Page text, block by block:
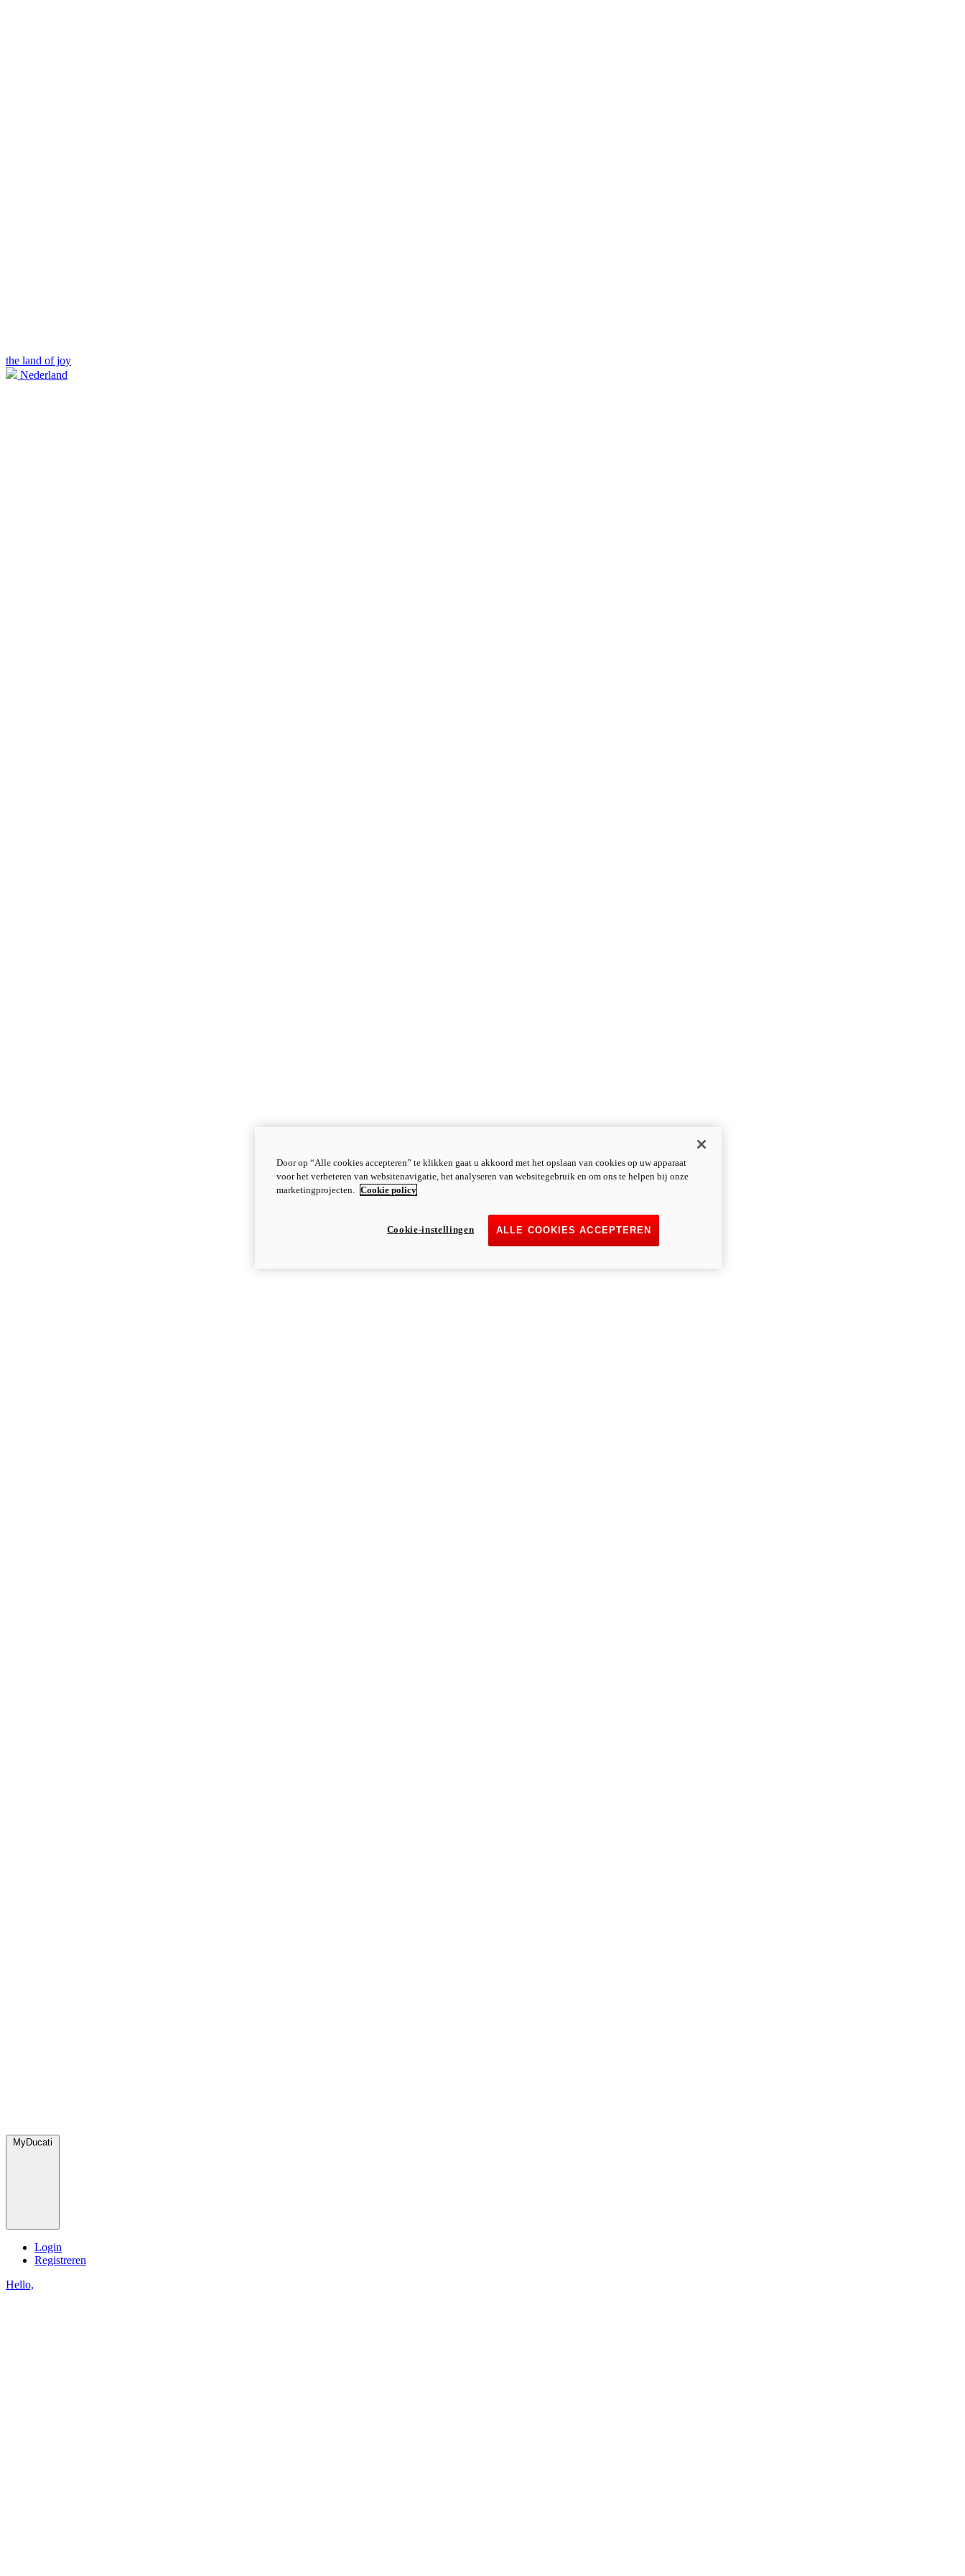
the land of joy
Nederland
MyDucati
Login
Registreren
Hello,
Door op “Alle cookies accepteren” te klikken gaat u akkoord met het opslaan van cookies op uw apparaat
voor het verbeteren van websitenavigatie, het analyseren van websitegebruik en om ons te helpen bij onze
marketingprojecten. Cookie policy
ALLE COOKIES ACCEPTEREN
Cookie-instellingen